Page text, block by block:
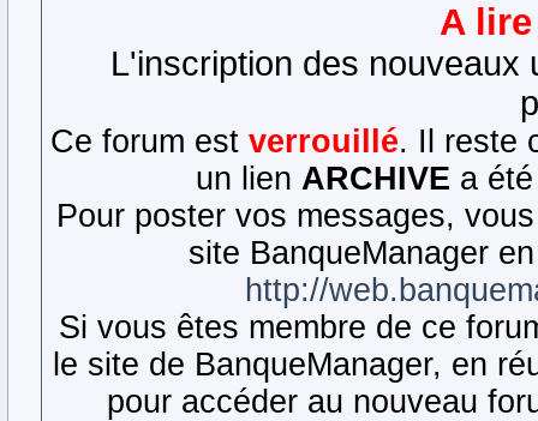
A
L'inscription des
Ce forum est verrouillé. Il reste
un lien ARCHIVE a
Pour poster vos messages,
site BanqueManager
http://
Si vous êtes membre de ce
le site de BanqueManager, en
pour accéder au nouveau